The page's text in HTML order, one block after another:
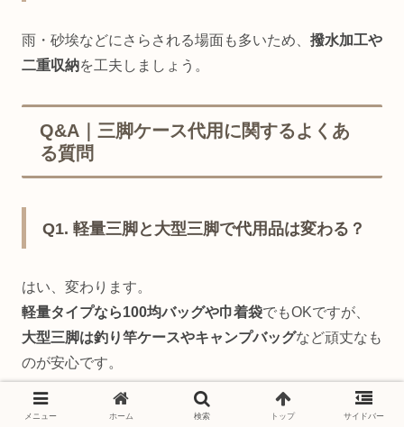
雨・砂埃などにさらされる場面も多いため、 撥水加工や
二重収納を工夫しましょう。
Q&A｜三脚ケース代用に関するよくあ
る質問
Q1. 軽量三脚と大型三脚で代用品は変わる？
はい、変わります。
軽量タイプなら100均バッグや巾着袋でもOKですが、
大型三脚は釣り竿ケースやキャンプバッグなど頑丈なも
のが安心です。
Q2. 機内持ち込みや旅行に使える代用品は？
メニュー ホーム 検索 トップ サイドバー